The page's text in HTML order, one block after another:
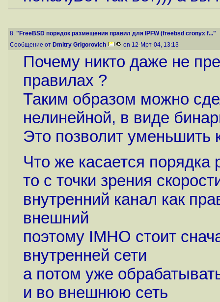
8. "FreeBSD порядок размещения правил для IPFW (freebsd cronyx f..."
Сообщение от Dmitry Grigorovich on 12-Мрт-04, 13:13
Почему никто даже не
правилах ?
Таким образом можно
нелинейной, в виде
Это позволит
Что же касается
то с точки зрения
внутренний канал как
внешний
поэтому IMHO стоит
внутренней сети
а потом уже
и во внешнюю сеть